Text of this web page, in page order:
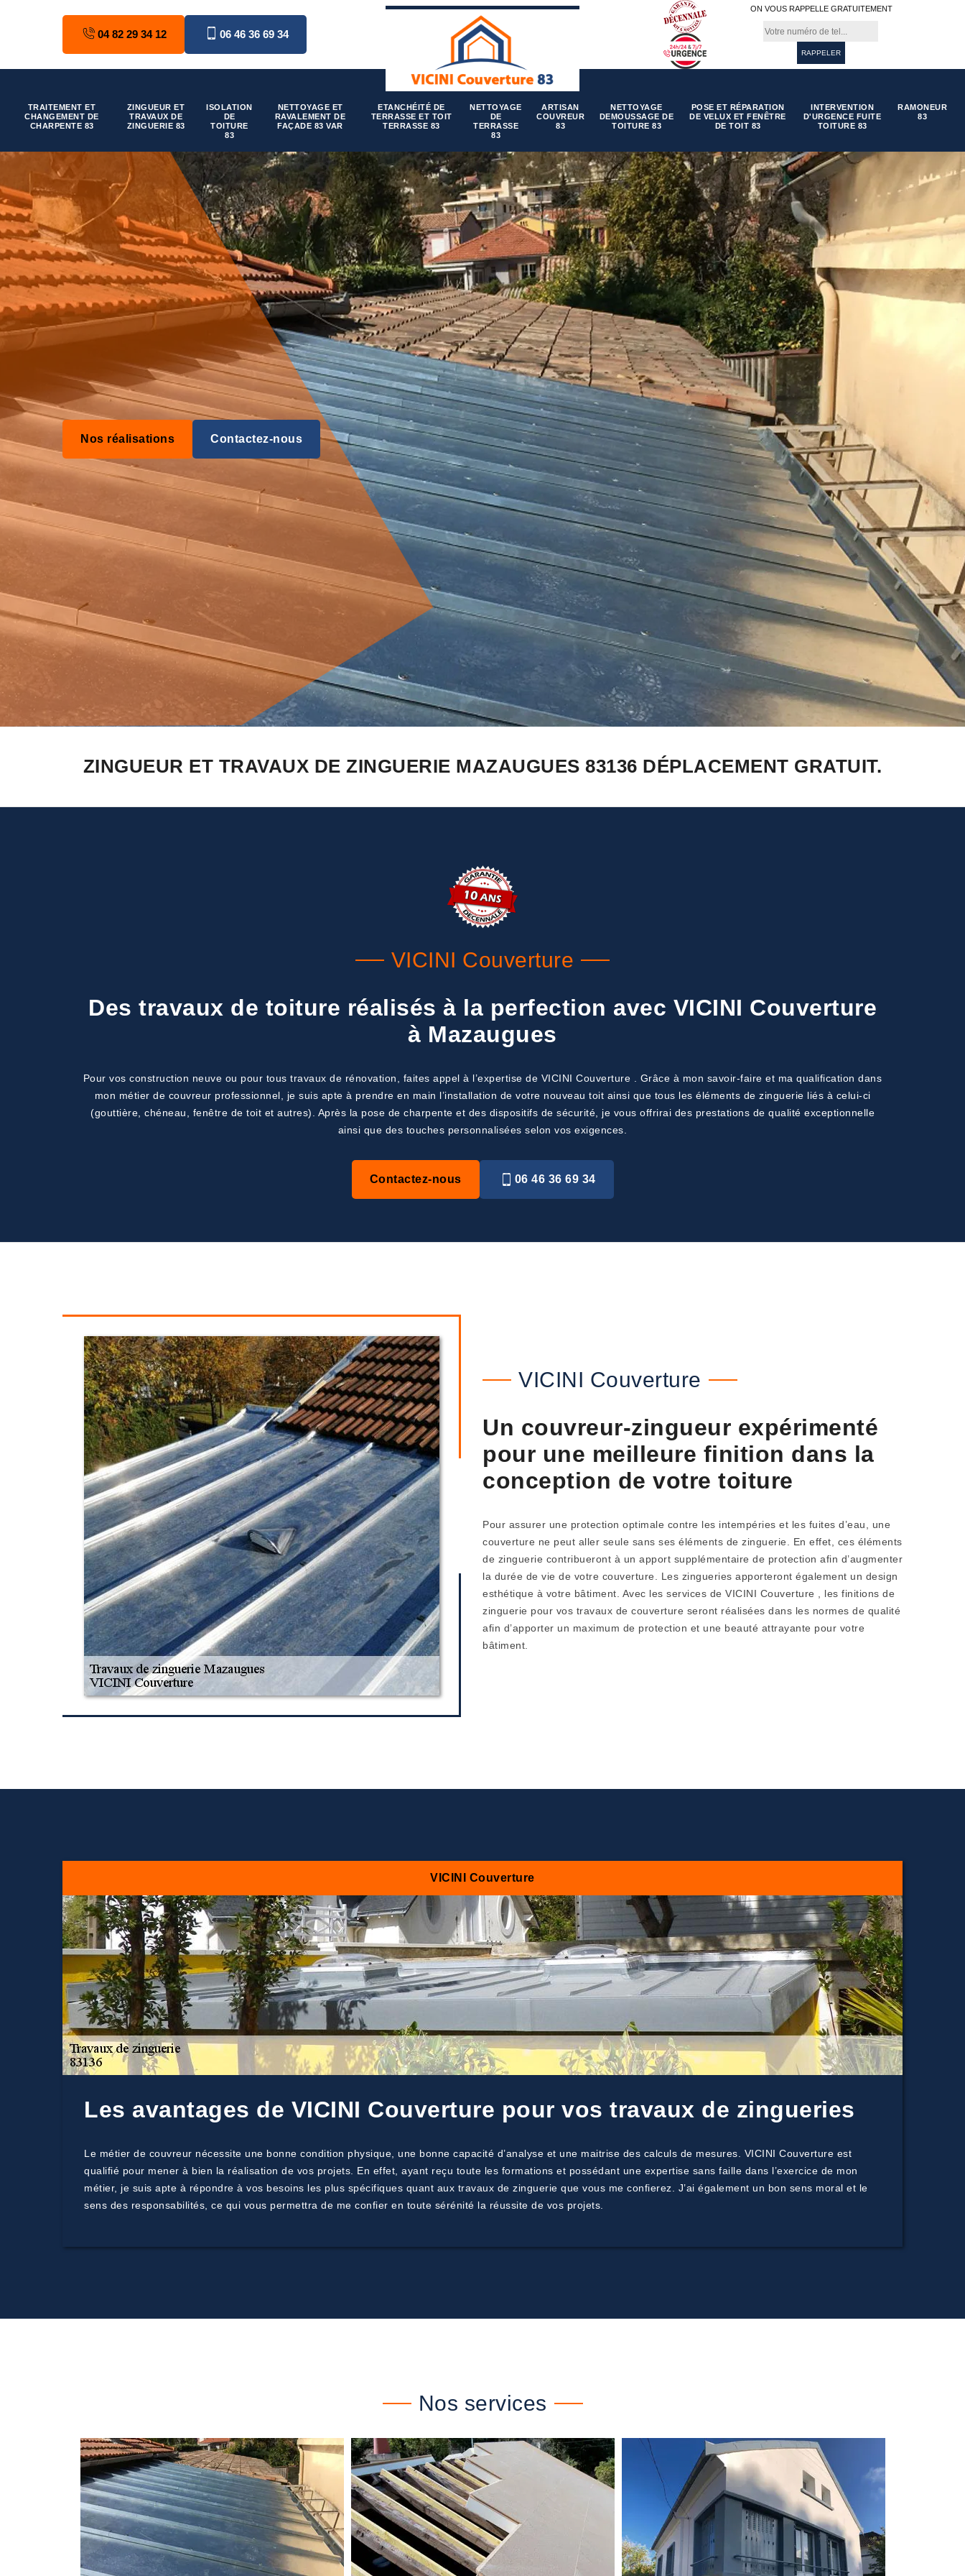
04 82 29 34 12 06 46 36 69 34
ON VOUS RAPPELLE GRATUITEMENT
TRAITEMENT ET
CHANGEMENT DE
CHARPENTE 83
ZINGUEUR ET
TRAVAUX DE
ZINGUERIE 83
ISOLATION
DE
TOITURE
83
NETTOYAGE ET
RAVALEMENT DE
FAÇADE 83 VAR
ETANCHÉITÉ DE
TERRASSE ET TOIT
TERRASSE 83
NETTOYAGE
DE
TERRASSE
83
ARTISAN
COUVREUR
83
NETTOYAGE
DEMOUSSAGE DE
TOITURE 83
POSE ET RÉPARATION
DE VELUX ET FENÊTRE
DE TOIT 83
INTERVENTION
D'URGENCE FUITE
TOITURE 83
RAMONEUR
83
Nos réalisations Contactez-nous
ZINGUEUR ET TRAVAUX DE ZINGUERIE MAZAUGUES 83136 DÉPLACEMENT GRATUIT.
VICINI Couverture
Des travaux de toiture réalisés à la perfection avec VICINI Couverture
à Mazaugues
Pour vos construction neuve ou pour tous travaux de rénovation, faites appel à l’expertise de VICINI Couverture . Grâce à mon savoir-faire et ma qualification dans
mon métier de couvreur professionnel, je suis apte à prendre en main l’installation de votre nouveau toit ainsi que tous les éléments de zinguerie liés à celui-ci
(gouttière, chéneau, fenêtre de toit et autres). Après la pose de charpente et des dispositifs de sécurité, je vous offrirai des prestations de qualité exceptionnelle
ainsi que des touches personnalisées selon vos exigences.
Contactez-nous 06 46 36 69 34
VICINI Couverture
Un couvreur-zingueur expérimenté
pour une meilleure finition dans la
conception de votre toiture
Pour assurer une protection optimale contre les intempéries et les fuites d’eau, une
couverture ne peut aller seule sans ses éléments de zinguerie. En effet, ces éléments
de zinguerie contribueront à un apport supplémentaire de protection afin d’augmenter
la durée de vie de votre couverture. Les zingueries apporteront également un design
esthétique à votre bâtiment. Avec les services de VICINI Couverture , les finitions de
zinguerie pour vos travaux de couverture seront réalisées dans les normes de qualité
afin d’apporter un maximum de protection et une beauté attrayante pour votre
bâtiment.
VICINI Couverture
Les avantages de VICINI Couverture pour vos travaux de zingueries
Le métier de couvreur nécessite une bonne condition physique, une bonne capacité d’analyse et une maitrise des calculs de mesures. VICINI Couverture est
qualifié pour mener à bien la réalisation de vos projets. En effet, ayant reçu toute les formations et possédant une expertise sans faille dans l’exercice de mon
métier, je suis apte à répondre à vos besoins les plus spécifiques quant aux travaux de zinguerie que vous me confierez. J’ai également un bon sens moral et le
sens des responsabilités, ce qui vous permettra de me confier en toute sérénité la réussite de vos projets.
Nos services